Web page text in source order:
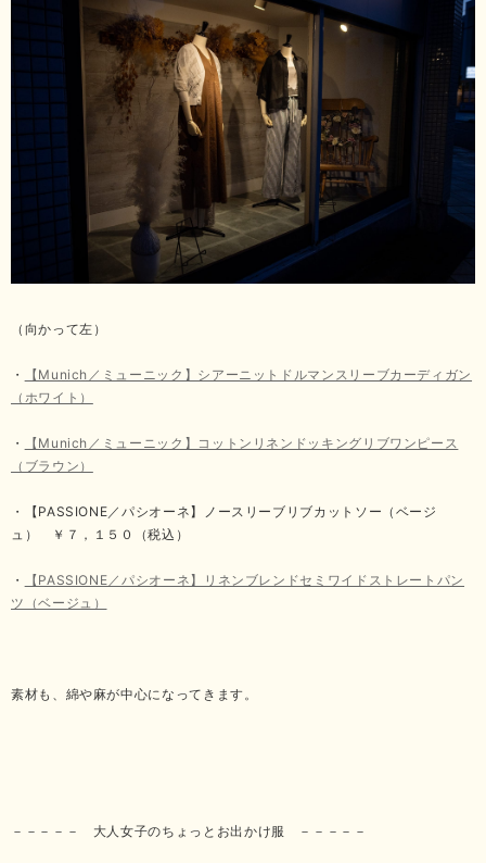
（向かって左）
・
【Munich／ミューニック】シアーニットドルマンスリーブカーディガン
（ホワイト）
・
【Munich／ミューニック】コットンリネンドッキングリブワンピース
（ブラウン）
・【PASSIONE／パシオーネ】ノースリーブリブカットソー（ベージ
ュ） ￥７，１５０（税込）
・
【PASSIONE／パシオーネ】リネンブレンドセミワイドストレートパン
ツ（ベージュ）
素材も、綿や麻が中心になってきます。
－－－－－ 大人女子のちょっとお出かけ服 －－－－－